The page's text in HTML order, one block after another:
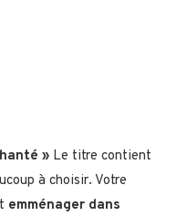
» Le titre contient
à choisir. Votre
emménager dans